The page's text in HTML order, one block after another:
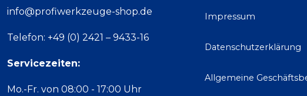
info@profiwerkzeuge-shop.de
Telefon: +49 (0) 2421 – 9433-16
Servicezeiten:
Mo.-Fr. von 08:00 - 17:00 Uhr
Impressum
Datenschutzerklärung
Allgemeine